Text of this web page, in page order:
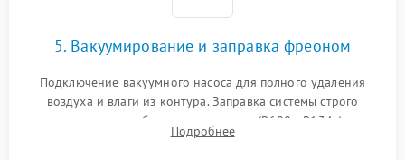
5. Вакуумирование и заправка фреоном
Подключение вакуумного насоса для полного удаления
воздуха и влаги из контура. Заправка системы строго
дозированным объемом хладагента (R600a, R134a) по
электронным весам. Контроль рабочего давления в системе.
Подробнее